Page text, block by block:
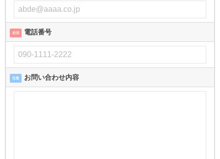
必須 電話番号
任意 お問い合わせ内容